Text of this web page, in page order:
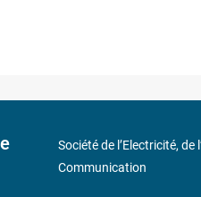
Société de l’Electricité,
Communication